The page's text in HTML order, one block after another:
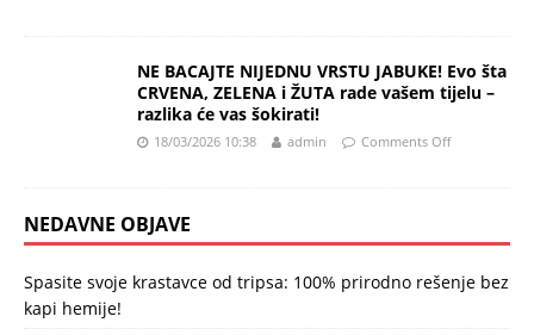
NE BACAJTE NIJEDNU VRSTU JABUKE! Evo šta
CRVENA, ZELENA i ŽUTA rade vašem tijelu –
razlika će vas šokirati!
18/03/2026 10:38 admin Comments Off
NEDAVNE OBJAVE
Spasite svoje krastavce od tripsa: 100% prirodno rešenje bez
kapi hemije!